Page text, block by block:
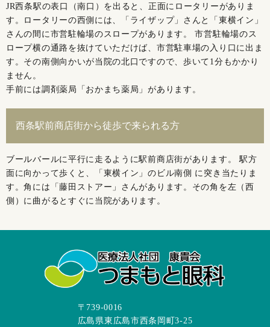
JR西条駅の表口（南口）を出ると、正面にロータリーがありま
す。ロータリーの西側には、「ライザップ」さんと「東横イン」
さんの間に市営駐輪場のスロープがあります。 市営駐輪場のス
ロープ横の通路を抜けていただけば、市営駐車場の入り口に出ま
す。その南側向かいが当院の北口ですので、歩いて1分もかかり
ません。
手前には調剤薬局「おかまち薬局」があります。
西条駅前商店街から徒歩で来られる方
ブールバールに平行に走るように駅前商店街があります。 駅方
面に向かって歩くと、「東横イン」のビル南側 に突き当たりま
す。角には「藤田ストアー」さんがあります。その角を左（西
側）に曲がるとすぐに当院があります。
〒739-0016
広島県東広島市西条岡町3-25